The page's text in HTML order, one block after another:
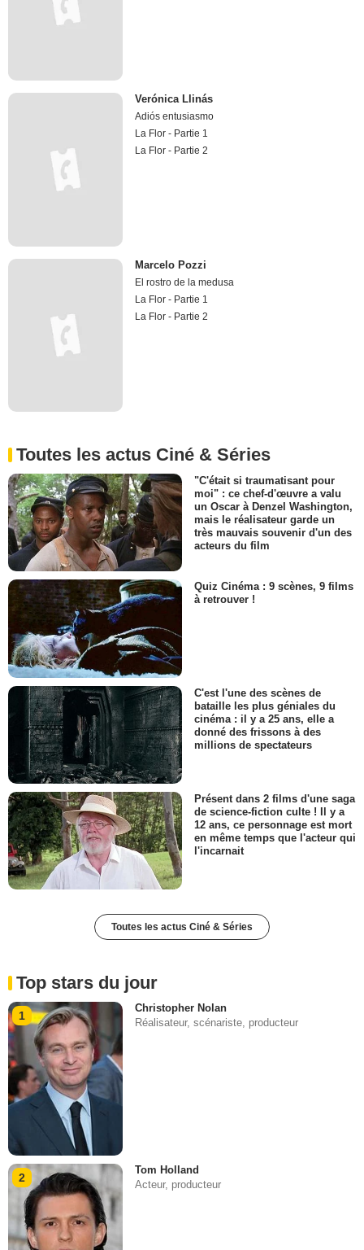
Verónica Llinás
Adiós entusiasmo
La Flor - Partie 1
La Flor - Partie 2
Marcelo Pozzi
El rostro de la medusa
La Flor - Partie 1
La Flor - Partie 2
Toutes les actus Ciné & Séries
"C'était si traumatisant pour
moi" : ce chef-d'œuvre a valu
un Oscar à Denzel Washington,
mais le réalisateur garde un
très mauvais souvenir d'un des
acteurs du film
Quiz Cinéma : 9 scènes, 9 films
à retrouver !
C'est l'une des scènes de
bataille les plus géniales du
cinéma : il y a 25 ans, elle a
donné des frissons à des
millions de spectateurs
Présent dans 2 films d'une saga
de science-fiction culte ! Il y a
12 ans, ce personnage est mort
en même temps que l'acteur qui
l'incarnait
Toutes les actus Ciné & Séries
Top stars du jour
1
Christopher Nolan
Réalisateur, scénariste, producteur
2
Tom Holland
Acteur, producteur